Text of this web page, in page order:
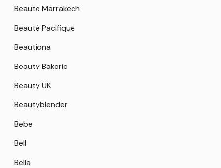
Beaute Marrakech
Beauté Pacifique
Beautiona
Beauty Bakerie
Beauty UK
Beautyblender
Bebe
Bell
Bella